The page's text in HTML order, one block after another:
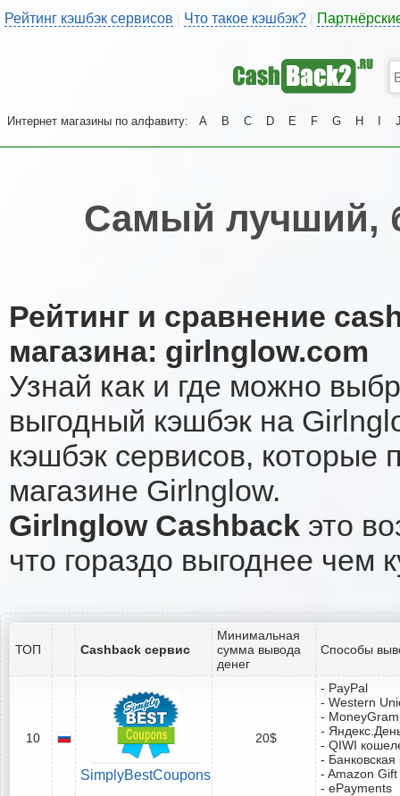
Рейтинг кэшбэк сервисов | Что такое кэшбэк?
Интернет магазины по алфавиту: A B C D E F G H
Самый лучший,
Рейтинг и сравнение
магазина: girlnglow.com
Узнай как и где можно
выгодный кэшбэк на
кэшбэк сервисов, которые
магазине Girlnglow.
Girlnglow Cashback это
что гораздо выгоднее чем
ТОП Cashback сервис
Минимальная
сумма вывода
денег
Способы
10
SimplyBestCoupons
20$
- PayPal
- Western
- MoneyGram
-
- QIWI
-
- Amazon
- ePayments